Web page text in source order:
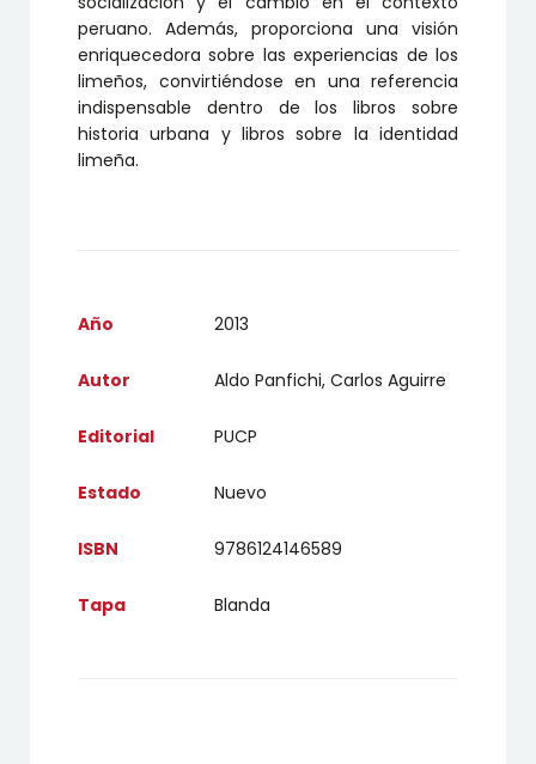
peruano. Además, proporciona una visión
enriquecedora sobre las experiencias de los
limeños, convirtiéndose en una referencia
indispensable dentro de los libros sobre
historia urbana y libros sobre la identidad
limeña.
Año 2013
Autor Aldo Panfichi, Carlos Aguirre
Editorial PUCP
Estado Nuevo
ISBN 9786124146589
Tapa Blanda